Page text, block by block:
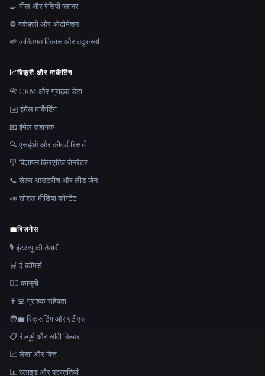
🍳 मील और रेसिपी प्लानर
⚙️ वर्कफ़्लो और ऑटोमेशन
🌱 व्यक्तिगत विकास और तंदुरुस्ती
📈बिक्री और मार्केटिंग
📇 CRM और ग्राहक डेटा
✉️ ईमेल मार्केटिंग
📧 ईमेल सहायक
🔍 एसईओ और कीवर्ड रिसर्च
🪧 विज्ञापन क्रिएटिव जेनरेटर
📞 सेल्स आउटरीच और लीड जेन
📣 सोशल मीडिया कॉन्टेंट
💼बिज़नेस
🎙️ इंटरव्यू की तैयारी
🛒 ई-कॉमर्स
👩‍⚖️ कानूनी
👨‍💻 ग्राहक सहेयता
🧑‍💼 रिक्रूटिंग और एटीएस
📋 रेज़्यूमे और सीवी बिल्डर
📈 लेखा और वित्त
📊 स्लाइड और प्रस्तुतियाँ